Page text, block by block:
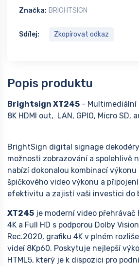
Značka: BRIGHTSIGN
Sdílej: Zkopírovat odkaz
Popis produktu
Brightsign XT245 - Multimediální
8K HDMI out, LAN, GPIO, Micro SD,
BrightSign digital signage
možnosti zobrazování a spolehlivě
nabízí dokonalou kombinací výkonu
špičkového video výkonu a
efektivitu a zajistí vaši investici do
XT245 je moderní video přehrávač
4K a Full HD s podporou Dolby Vision
Rec.2020, grafiku 4K v plném
videí 8Kp60. Poskytuje nejlepší
HTML5, který je k dispozici pro